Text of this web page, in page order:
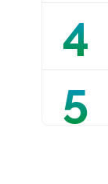
4
5